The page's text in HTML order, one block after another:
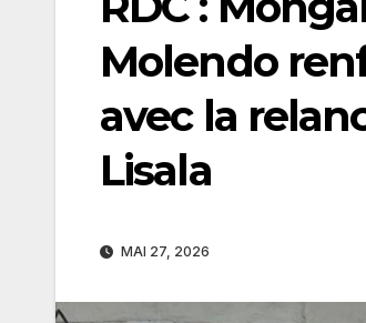
Molendo
avec la
Lisala
MAI 27, 2026